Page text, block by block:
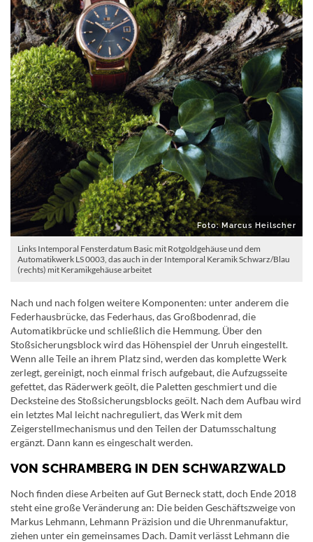
Foto: Marcus Heilscher
Links Intemporal Fensterdatum Basic mit Rotgoldgehäuse und dem
Automatikwerk LS 0003, das auch in der Intemporal Keramik Schwarz/Blau
(rechts) mit Keramikgehäuse arbeitet
Nach und nach folgen weitere Komponenten: unter anderem die
Federhausbrücke, das Federhaus, das Großbodenrad, die
Automatikbrücke und schließlich die Hemmung. Über den
Stoßsicherungsblock wird das Höhenspiel der Unruh eingestellt.
Wenn alle Teile an ihrem Platz sind, werden das komplette Werk
zerlegt, gereinigt, noch einmal frisch aufgebaut, die Aufzugsseite
gefettet, das Räderwerk geölt, die Paletten geschmiert und die
Decksteine des Stoßsicherungsblocks geölt. Nach dem Aufbau wird
ein letztes Mal leicht nachreguliert, das Werk mit dem
Zeigerstellmechanismus und den Teilen der Datumsschaltung
ergänzt. Dann kann es eingeschalt werden.
VON SCHRAMBERG IN DEN SCHWARZWALD
Noch finden diese Arbeiten auf Gut Berneck statt, doch Ende 2018
steht eine große Veränderung an: Die beiden Geschäftszweige von
Markus Lehmann, Lehmann Präzision und die Uhrenmanufaktur,
ziehen unter ein gemeinsames Dach. Damit verlässt Lehmann die